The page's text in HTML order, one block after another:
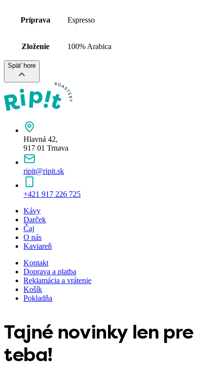
Príprava Espresso
Zloženie 100% Arabica
Späť hore
Hlavná 42,
917 01 Trnava
ripit@ripit.sk
+421 917 226 725
Kávy
Darček
Čaj
O nás
Kaviareň
Kontakt
Doprava a platba
Reklamácia a vrátenie
Košík
Pokladňa
Tajné novinky len pre
teba!